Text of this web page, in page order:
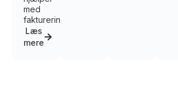
med
fakturering.
Læs
mere